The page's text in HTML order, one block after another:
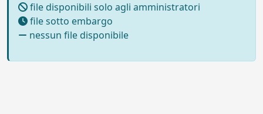
file disponibili solo agli amministratori
file sotto embargo
nessun file disponibile